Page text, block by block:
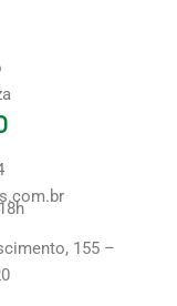
155 –